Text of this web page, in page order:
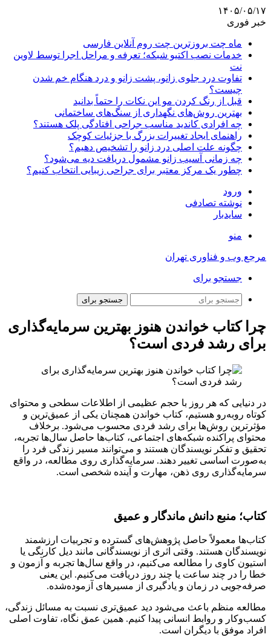
۱۴۰۵/۰۵/۱۷
خبر فوری
ماه چت بروزترین چت روم آنلاین فارسی
خدمات نصب اکتیو شبکه؛ تعرفه و مراحل اجرا توسط لاوین
نت
تفاوت درد جلوی زانو، پشت زانو و درد هنگام خم شدن
چیست؟
قبل از رنگ کردن مو این نکات را حتماً بدانید
بهترین روش‌های نگهداری از سنگ‌های ساختمانی
چه افرادی کاندید مناسب جراحی افتادگی پلک هستند؟
راهنمای ایجاد تغییرات بزرگ با جزئیات کوچک
چگونه علت اصلی درد زانو را تشخیص دهیم؟
چه زمانی آسیب زانو مشمول دریافت دیه می‌شود؟
چطور یک مرکز معتبر برای جراحی زیبایی انتخاب کنیم؟
ورود
نوشته تصادفی
سایدبار
منو
مرجع وب و فناوری تهران
جستجو برای
جستجو برای
چرا کتاب خواندن هنوز بهترین سرمایه‌گذاری
برای رشد فردی است؟
در دنیایی که هر روز با حجم عظیمی از اطلاعات سطحی و محتوای
کوتاه روبه‌رو هستیم، کتاب خواندن همچنان یکی از عمیق‌ترین و
مؤثرترین روش‌ها برای رشد فردی محسوب می‌شود. برخلاف
محتوای پراکنده شبکه‌های اجتماعی، کتاب‌ها حاصل سال‌ها تجربه،
تحقیق و تفکر نویسندگان هستند و می‌توانند مسیر زندگی فرد را
به‌صورت اساسی تغییر دهند. سرمایه‌گذاری روی مطالعه، در واقع
سرمایه‌گذاری روی ذهن، مهارت و آینده شخصی است.
کتاب؛ منبع دانش ماندگار و عمیق
کتاب‌ها معمولاً حاصل پژوهش‌های گسترده و تجربیات ارزشمند
نویسندگان هستند. وقتی اثری از نویسندگانی مانند دیل کارنگی یا
استیون کاوی را مطالعه می‌کنیم، در واقع سال‌ها تجربه و آزمون و
خطا را در چند ساعت یا چند روز دریافت می‌کنیم. این یعنی
صرفه‌جویی در زمان و یادگیری از مسیرهای آزموده‌شده.
مطالعه منظم باعث می‌شود دید عمیق‌تری نسبت به مسائل زندگی،
کسب‌وکار و روابط انسانی پیدا کنیم. همین عمق نگاه، تفاوت اصلی
افراد موفق با دیگران است.